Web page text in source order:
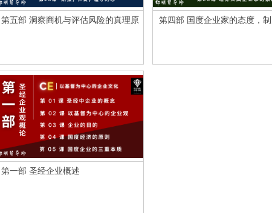
第五部 洞察商机与评估风险的真理原
第四部 国度企业家的态度，
第一部 圣经企业概述